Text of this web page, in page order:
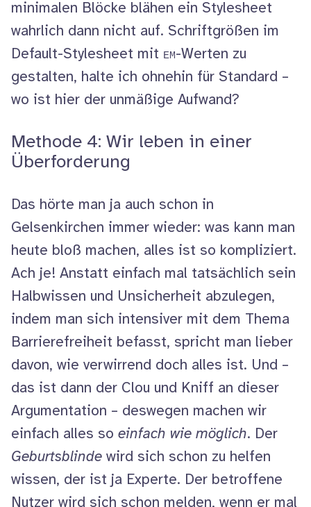
minimalen Blöcke blähen ein Stylesheet
wahrlich dann nicht auf. Schriftgrößen im
Default-Stylesheet mit EM-Werten zu
gestalten, halte ich ohnehin für Standard –
wo ist hier der unmäßige Aufwand?
Methode 4: Wir leben in einer
Überforderung
Das hörte man ja auch schon in
Gelsenkirchen immer wieder: was kann man
heute bloß machen, alles ist so kompliziert.
Ach je! Anstatt einfach mal tatsächlich sein
Halbwissen und Unsicherheit abzulegen,
indem man sich intensiver mit dem Thema
Barrierefreiheit befasst, spricht man lieber
davon, wie verwirrend doch alles ist. Und –
das ist dann der Clou und Kniff an dieser
Argumentation – deswegen machen wir
einfach alles so einfach wie möglich. Der
Geburtsblinde wird sich schon zu helfen
wissen, der ist ja Experte. Der betroffene
Nutzer wird sich schon melden, wenn er mal